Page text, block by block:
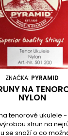
ZNAČKA: PYRAMID
NA
NYLON
tenorové ukulele
strun na
se snaží o co